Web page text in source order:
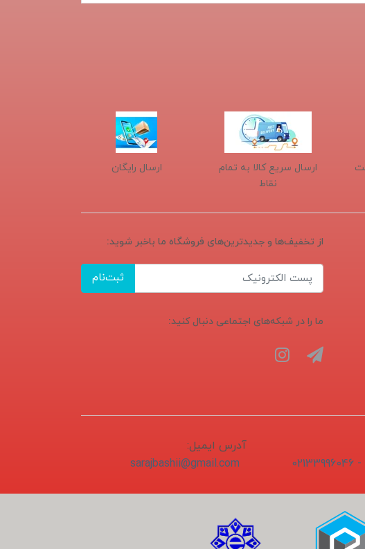
ارسال سریع کالا به تمام
نقاط
ارسال رایگان
از تخفیف‌ها و جدیدترین‌های فروشگاه ما باخبر شوید:
ثبت‌نام
ما را در شبکه‌های اجتماعی دنبال کنید:
آدرس ایمیل:
sarajbashii@gmail.com